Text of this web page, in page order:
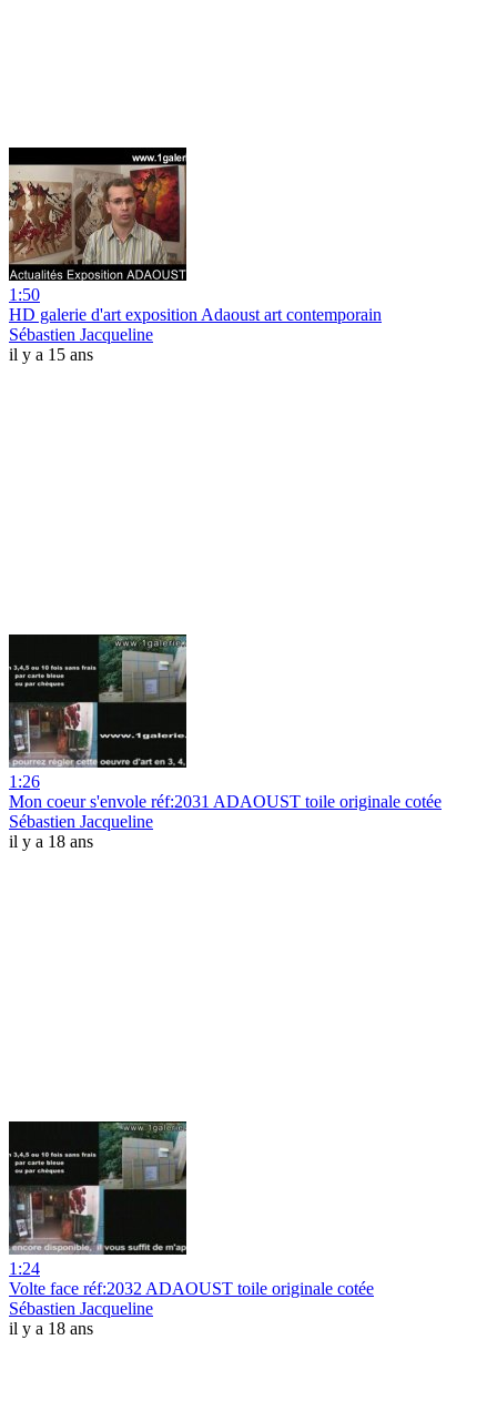
1:50
HD galerie d'art exposition Adaoust art contemporain
Sébastien Jacqueline
il y a 15 ans
1:26
Mon coeur s'envole réf:2031 ADAOUST toile originale cotée
Sébastien Jacqueline
il y a 18 ans
1:24
Volte face réf:2032 ADAOUST toile originale cotée
Sébastien Jacqueline
il y a 18 ans